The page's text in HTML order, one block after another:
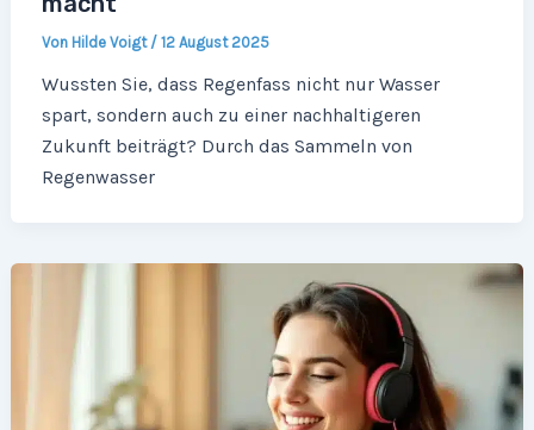
Von Hilde Voigt / 12 August 2025
Wussten Sie, dass Regenfass nicht nur Wasser
spart, sondern auch zu einer nachhaltigeren
Zukunft beiträgt? Durch das Sammeln von
Regenwasser